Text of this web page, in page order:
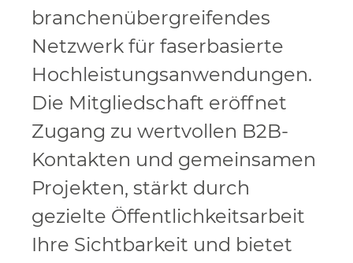
branchenübergreifendes
Netzwerk für faserbasierte
Hochleistungsanwendungen.
Die Mitgliedschaft eröffnet
Zugang zu wertvollen B2B-
Kontakten und gemeinsamen
Projekten, stärkt durch
gezielte Öffentlichkeitsarbeit
Ihre Sichtbarkeit und bietet